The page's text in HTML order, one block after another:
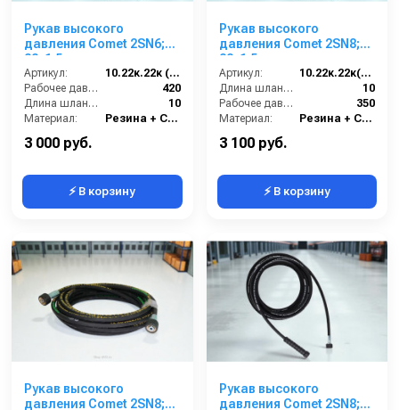
Рукав высокого
давления Comet 2SN6;
22х1,5 г под ключ -
22х1,5г под ключ; 10м
Артикул:
10.22к.22к (2SN6)Comet
Рабочее давление (бар):
420
Длина шланга ВД (м):
10
Материал:
Резина + Сталь
3 000 руб.
⚡ В корзину
Рукав высокого
давления Comet 2SN8;
22х1,5 г. под ключ
-22х1,5 г. под ключ ; 10м
Артикул:
10.22к.22к(2SN8) Comet
Длина шланга ВД (м):
10
Рабочее давление (бар):
350
Материал:
Резина + Сталь
3 100 руб.
⚡ В корзину
Рукав высокого
давления Comet 2SN8;
Рукав высокого
давления Comet 2SN8;